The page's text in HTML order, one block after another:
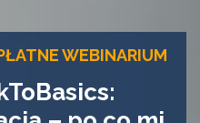
WEBINARIUM